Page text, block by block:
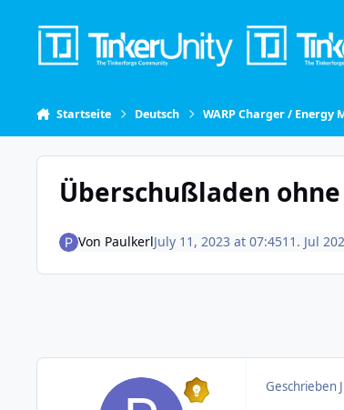
Startseite Deutsch WARP Charger / Energy
Überschußladen
Von PaulkerlJuly 11, 2023 at 07:4511. Jul
Geschrieben